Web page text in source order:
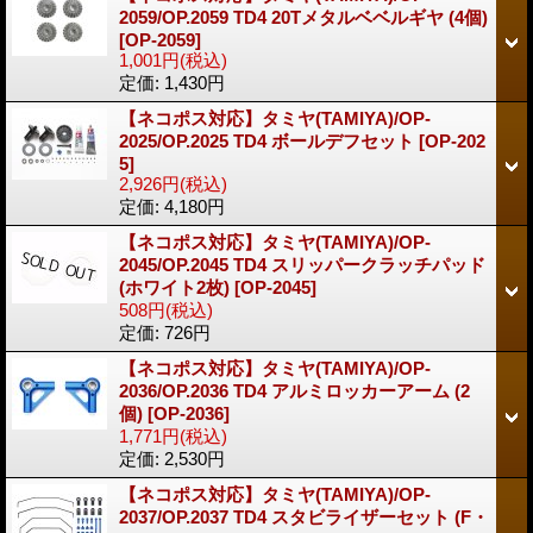
2059/OP.2059 TD4 20Tメタルベベルギヤ (4個)
[OP-2059]
1,001円(税込)
定価: 1,430円
【ネコポス対応】タミヤ(TAMIYA)/OP-
2025/OP.2025 TD4 ボールデフセット [OP-202
5]
2,926円(税込)
定価: 4,180円
【ネコポス対応】タミヤ(TAMIYA)/OP-
2045/OP.2045 TD4 スリッパークラッチパッド
(ホワイト2枚) [OP-2045]
508円(税込)
定価: 726円
【ネコポス対応】タミヤ(TAMIYA)/OP-
2036/OP.2036 TD4 アルミロッカーアーム (2
個) [OP-2036]
1,771円(税込)
定価: 2,530円
【ネコポス対応】タミヤ(TAMIYA)/OP-
2037/OP.2037 TD4 スタビライザーセット (F・